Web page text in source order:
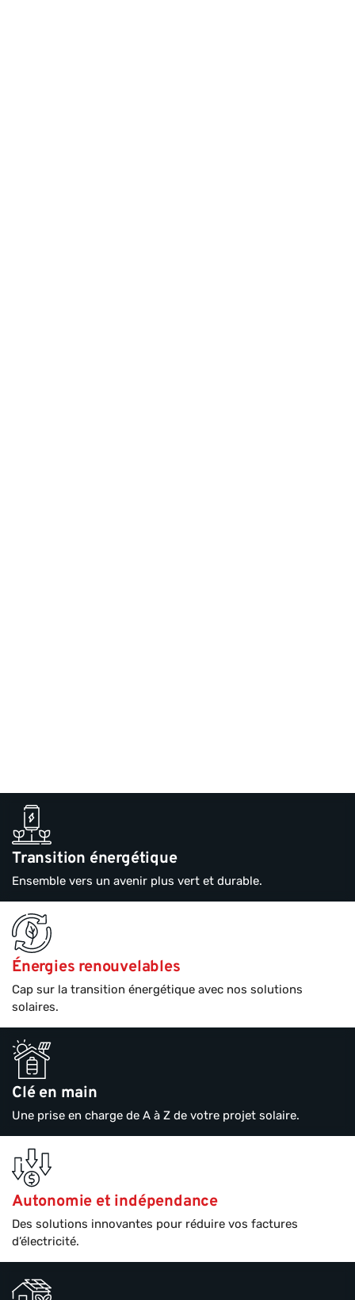
Transition énergétique
Ensemble vers un avenir plus vert et durable.
Énergies renouvelables
Cap sur la transition énergétique avec nos solutions
solaires.
Clé en main
Une prise en charge de A à Z de votre projet solaire.
Autonomie et indépendance
Des solutions innovantes pour réduire vos factures
d’électricité.